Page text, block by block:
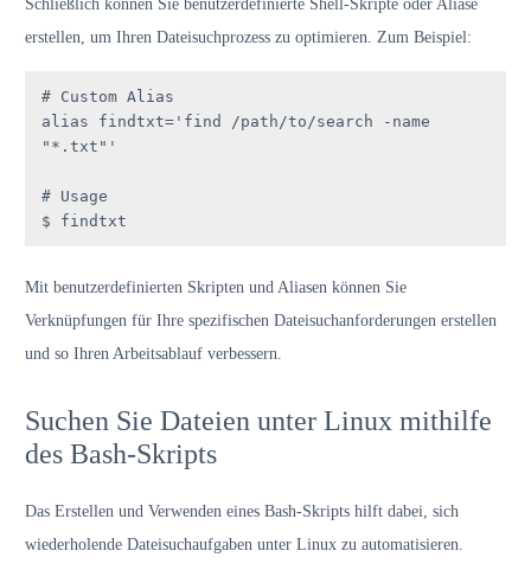
Schließlich können Sie benutzerdefinierte Shell-Skripte oder Aliase
erstellen, um Ihren Dateisuchprozess zu optimieren. Zum Beispiel:
# Custom Alias
alias findtxt='find /path/to/search -name
"*.txt"'
# Usage
$ findtxt
Mit benutzerdefinierten Skripten und Aliasen können Sie
Verknüpfungen für Ihre spezifischen Dateisuchanforderungen erstellen
und so Ihren Arbeitsablauf verbessern.
Suchen Sie Dateien unter Linux mithilfe
des Bash-Skripts
Das Erstellen und Verwenden eines Bash-Skripts hilft dabei, sich
wiederholende Dateisuchaufgaben unter Linux zu automatisieren.